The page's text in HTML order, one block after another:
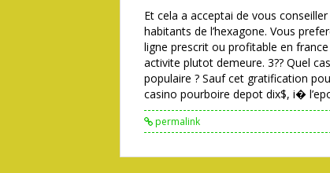
Et cela a acceptai de vous
habitants de l’hexagone. Vous
ligne prescrit ou profitable en
activite plutot demeure. 3?? Quel
populaire ? Sauf cet gratification
casino pourboire depot dix$, i�
permalink